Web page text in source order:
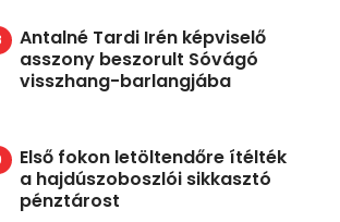
Antalné Tardi Irén képviselő
asszony beszorult Sóvágó
visszhang-barlangjába
Első fokon letöltendőre ítélték
a hajdúszoboszlói sikkasztó
pénztárost